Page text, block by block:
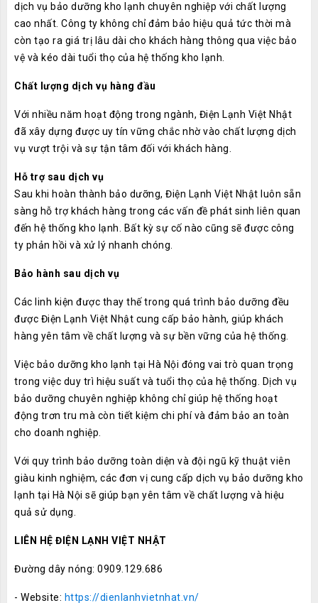
dịch vụ bảo dưỡng kho lạnh chuyên nghiệp với chất lượng
cao nhất. Công ty không chỉ đảm bảo hiệu quả tức thời mà
còn tạo ra giá trị lâu dài cho khách hàng thông qua việc bảo
vệ và kéo dài tuổi thọ của hệ thống kho lạnh.
Chất lượng dịch vụ hàng đầu
Với nhiều năm hoạt động trong ngành, Điện Lạnh Việt Nhật
đã xây dựng được uy tín vững chắc nhờ vào chất lượng dịch
vụ vượt trội và sự tận tâm đối với khách hàng.
Hỗ trợ sau dịch vụ
Sau khi hoàn thành bảo dưỡng, Điện Lạnh Việt Nhật luôn sẵn
sàng hỗ trợ khách hàng trong các vấn đề phát sinh liên quan
đến hệ thống kho lạnh. Bất kỳ sự cố nào cũng sẽ được công
ty phản hồi và xử lý nhanh chóng.
Bảo hành sau dịch vụ
Các linh kiện được thay thế trong quá trình bảo dưỡng đều
được Điện Lạnh Việt Nhật cung cấp bảo hành, giúp khách
hàng yên tâm về chất lượng và sự bền vững của hệ thống.
Việc bảo dưỡng kho lạnh tại Hà Nội đóng vai trò quan trọng
trong việc duy trì hiệu suất và tuổi thọ của hệ thống. Dịch vụ
bảo dưỡng chuyên nghiệp không chỉ giúp hệ thống hoạt
động trơn tru mà còn tiết kiệm chi phí và đảm bảo an toàn
cho doanh nghiệp.
Với quy trình bảo dưỡng toàn diện và đội ngũ kỹ thuật viên
giàu kinh nghiệm, các đơn vị cung cấp dịch vụ bảo dưỡng kho
lạnh tại Hà Nội sẽ giúp bạn yên tâm về chất lượng và hiệu
quả sử dụng.
LIÊN HỆ ĐIỆN LẠNH VIỆT NHẬT
Đường dây nóng: 0909.129.686
- Website: https://dienlanhvietnhat.vn/